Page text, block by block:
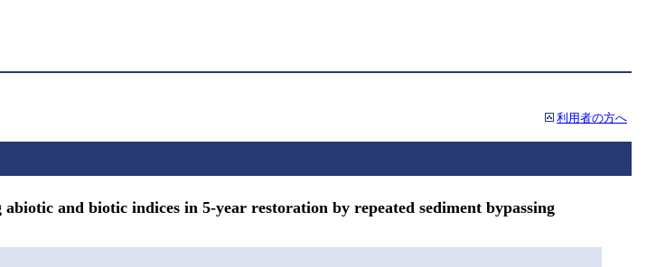
利用者の方へ
and biotic indices in 5-year restoration by repeated sediment bypassing